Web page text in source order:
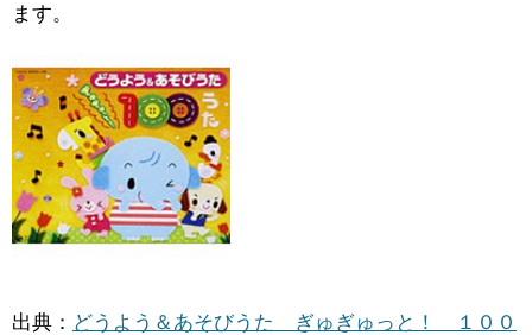
ます。
出典： どうよう＆あそびうた ぎゅぎゅっと！ １００